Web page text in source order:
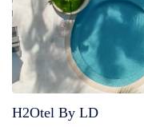
H2Otel By LD